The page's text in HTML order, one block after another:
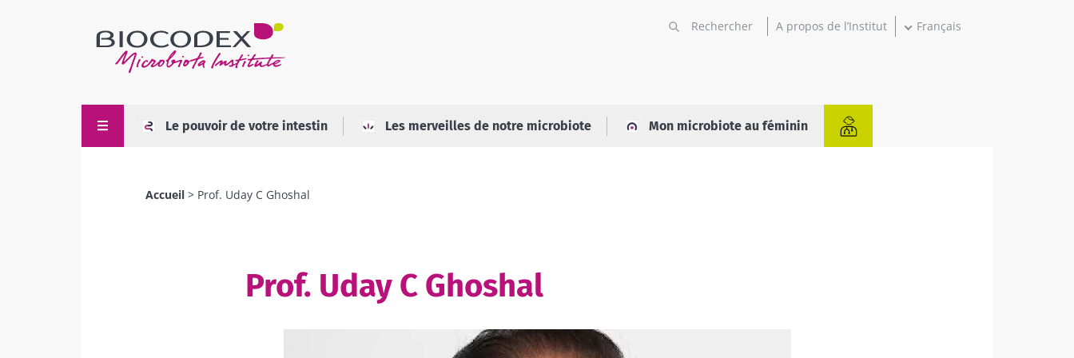
A propos de l’Institut Français
Le pouvoir de votre intestin Les merveilles de notre microbiote Mon microbiote au féminin
Accueil Prof. Uday C Ghoshal
Prof. Uday C Ghoshal